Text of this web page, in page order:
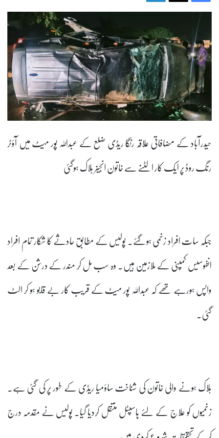
حیدرآباد کے مضافاتی علاقہ رنگا ریڈی ضلع کے عبدﷲ پور میٹ میں آؤٹر
رنگ روڈ پر ایک کار الٹنے سے خاتون انجینر ہلاک ہوگئی
جبکہ سات افراد زخمی ہوگئے۔ پولیس کے مطابق حادثے کا شکار تمام افراد
انفوسیس کمپنی کے ملازمین ہیں۔ وہ سب مل کر مندر کے درشن کے بعد
واپس ہورہے تھے کہ عبدﷲ پور میٹ کے قریب کار بے قابو ہو کر الٹ
گئی۔
ہلاک ہونے والی خاتون کی شناخت ساؤمیا ریڈی کے طور پر کی گئی ہے۔
زخمیوں کو علاج کے لئے ہاسپٹل منتقل کردیا گیا۔ پولیس نے مقدمہ درج